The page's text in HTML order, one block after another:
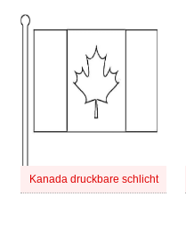
Kanada druckbare schlicht